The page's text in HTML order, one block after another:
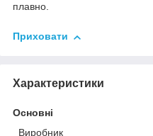
плавно.
Приховати
Характеристики
Основні
Виробник